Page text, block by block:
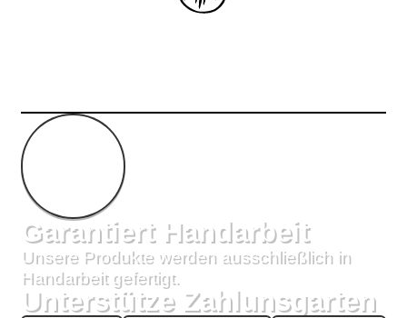
Garantiert Handarbeit
Unsere Produkte werden ausschließlich in
Handarbeit gefertigt.
Unterstütze Zahlunsgarten